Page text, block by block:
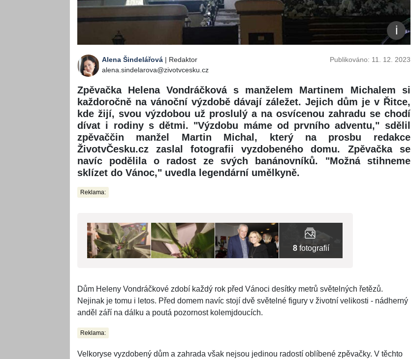
Alena Šindelářová | Redaktor
alena.sindelarova@zivotvcesku.cz
Publikováno: 11. 12. 2023
Zpěvačka Helena Vondráčková s manželem Martinem Michalem si
každoročně na vánoční výzdobě dávají záležet. Jejich dům je v Řitce,
kde žijí, svou výzdobou už proslulý a na osvícenou zahradu se chodí
dívat i rodiny s dětmi. "Výzdobu máme od prvního adventu," sdělil
zpěvaččin manžel Martin Michal, který na prosbu redakce
ŽivotvČesku.cz zaslal fotografii vyzdobeného domu. Zpěvačka se
navíc podělila o radost ze svých banánovníků. "Možná stihneme
sklízet do Vánoc," uvedla legendární umělkyně.
Reklama:
8fotografií
Dům Heleny Vondráčkové zdobí každý rok před Vánoci desítky metrů světelných řetězů.
Nejinak je tomu i letos. Před domem navíc stojí dvě světelné figury v životní velikosti - nádherný
anděl září na dálku a poutá pozornost kolemjdoucích.
Reklama:
Velkoryse vyzdobený dům a zahrada však nejsou jedinou radostí oblíbené zpěvačky. V těchto